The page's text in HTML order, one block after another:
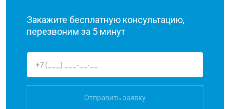
Закажите бесплатную консультацию,
перезвоним за 5 минут
Отправить заявку